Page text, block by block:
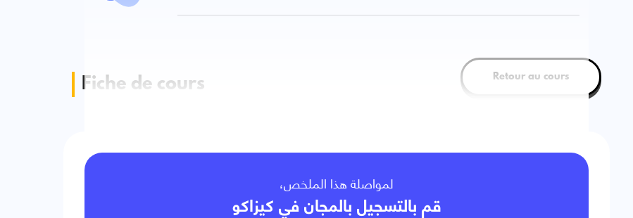
Fiche de cours Retour au cours
لمواصلة هذا الملخص،
قم بالتسجيل بالمجان في كيزاكو